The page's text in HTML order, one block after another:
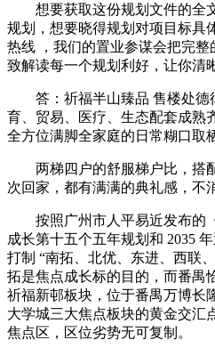
想要获取这份规划文件的全
规划，想要晓得规划对项目标具
热线 ，我们的置业参谋会把完
致解读每一个规划利好，让你清
答：祈福半山臻品 售楼处德
育、贸易、医疗、生态配套成熟
全方位满脚全家庭的日常糊口取
两梯四户的舒服梯户比，搭
次回家，都有满满的典礼感，不
按照广州市人平易近发布的
成长第十五个五年规划和 2035
打制 “南拓、北优、东进、西联
拓是焦点成长标的目的，而番禺
祈福新邨板块，位于番禺万博长
大学城三大焦点板块的黄金交汇
焦点区，区位劣势无可复制。